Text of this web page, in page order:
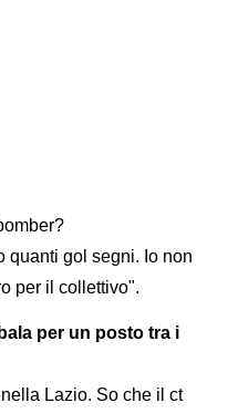
quanti gol segni. Io non
per il collettivo".
per un posto tra i
Lazio. So che il ct